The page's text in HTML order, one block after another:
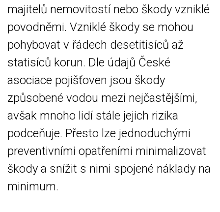
majitelů nemovitostí nebo škody vzniklé
povodněmi. Vzniklé škody se mohou
pohybovat v řádech desetitisíců až
statisíců korun. Dle údajů České
asociace pojišťoven jsou škody
způsobené vodou mezi nejčastějšími,
avšak mnoho lidí stále jejich rizika
podceňuje. Přesto lze jednoduchými
preventivními opatřeními minimalizovat
škody a snížit s nimi spojené náklady na
minimum.